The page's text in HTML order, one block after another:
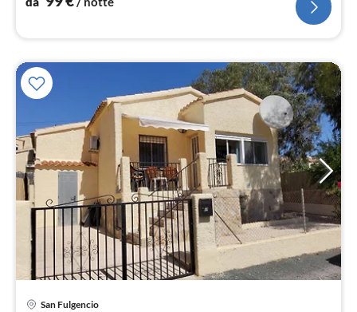
San Fulgencio